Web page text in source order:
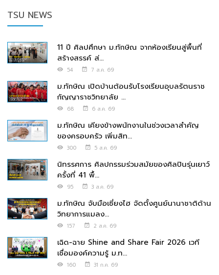
TSU NEWS
11 ปี ศิลปศึกษา ม.ทักษิณ จากห้องเรียนสู่พื้นที่
สร้างสรรค์ ส่...
54 7 ส.ค. 69
ม.ทักษิณ เปิดบ้านต้อนรับโรงเรียนอุบลรัตนราช
กัญญาราชวิทยาลัย ...
68 6 ส.ค. 69
ม.ทักษิณ เคียงข้างพนักงานในช่วงเวลาสำคัญ
ของครอบครัว เพิ่มสิท...
300 5 ส.ค. 69
นิทรรศการ ศิลปกรรมร่วมสมัยของศิลปินรุ่นเยาว์
ครั้งที่ 41 พื้...
95 3 ส.ค. 69
ม.ทักษิณ จับมือเซี่ยงไฮ จัดตั้งศูนย์นานาชาติด้าน
วิทยาการแมลง...
157 2 ส.ค. 69
เฉิด-ฉาย Shine and Share Fair 2026 เวที
เชื่อมองค์ความรู้ ม.ท...
160 31 ก.ค. 69